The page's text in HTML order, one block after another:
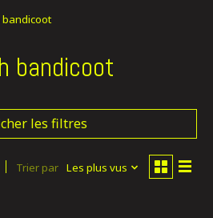
bandicoot
bandicoot
les filtres
Trier par Les plus vus